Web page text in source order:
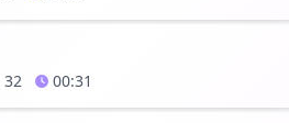
32 00:31